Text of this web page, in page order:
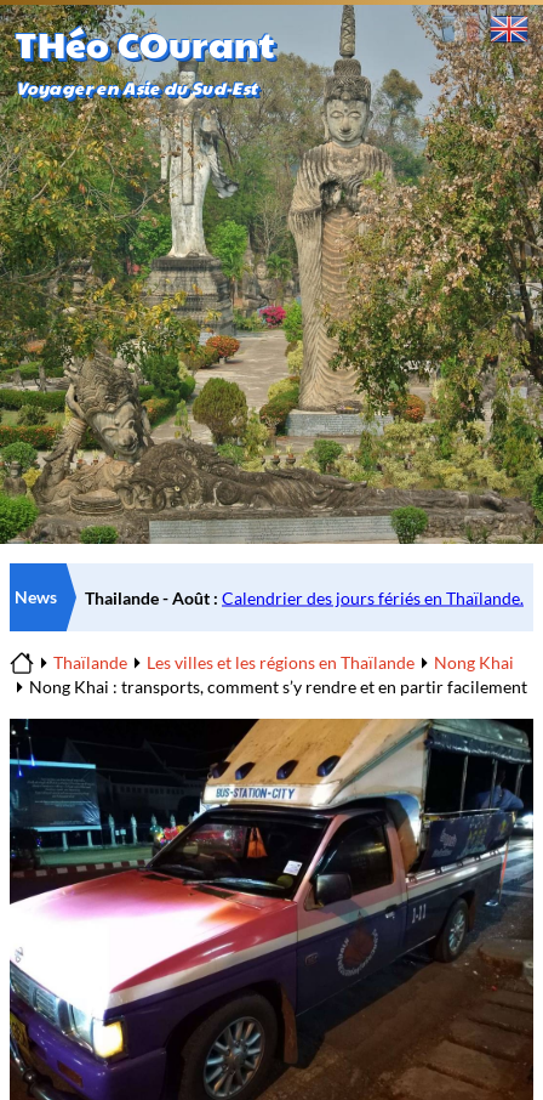
THéo COurant
Voyager en Asie du Sud-Est
News
Home
Thaïlande Les villes et les régions en Thaïlande
Nong Khai
Nong Khai : transports, comment s’y rendre et en partir facilement